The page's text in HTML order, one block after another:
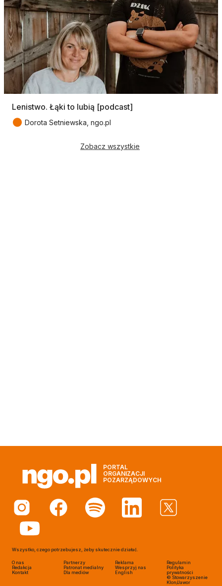
Lenistwo. Łąki to lubią [podcast]
● Dorota Setniewska, ngo.pl
Zobacz wszystkie
PORTAL
ORGANIZACJI
POZARZĄDOWYCH
Wszystko, czego potrzebujesz, żeby skutecznie działać.
O nas
Redakcja
Kontakt
Partnerzy
Patronat medialny
Dla mediów
Reklama
Wesprzyj nas
English
Regulamin
Polityka
prywatności
© Stowarzyszenie
Klon/Jawor